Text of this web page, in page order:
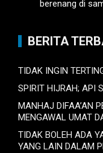
berenang di
BERITA
TIDAK INGIN
SPIRIT HIJRAH; API
MANHAJ DIFAA’AN
MENGAWAL UMAT
TIDAK BOLEH ADA
YANG LAIN DALAM